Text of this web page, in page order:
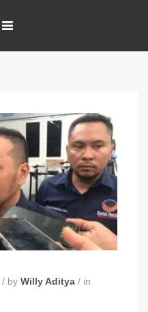
/ by Willy Aditya / in